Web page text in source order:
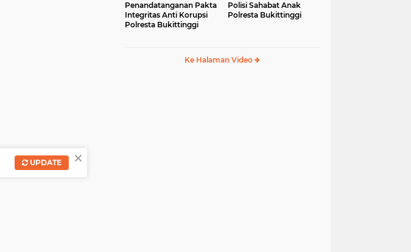
Penandatanganan Pakta
Integritas Anti Korupsi
Polresta Bukittinggi
Polisi Sahabat Anak
Polresta Bukittinggi
Ke Halaman Video
×
UPDATE